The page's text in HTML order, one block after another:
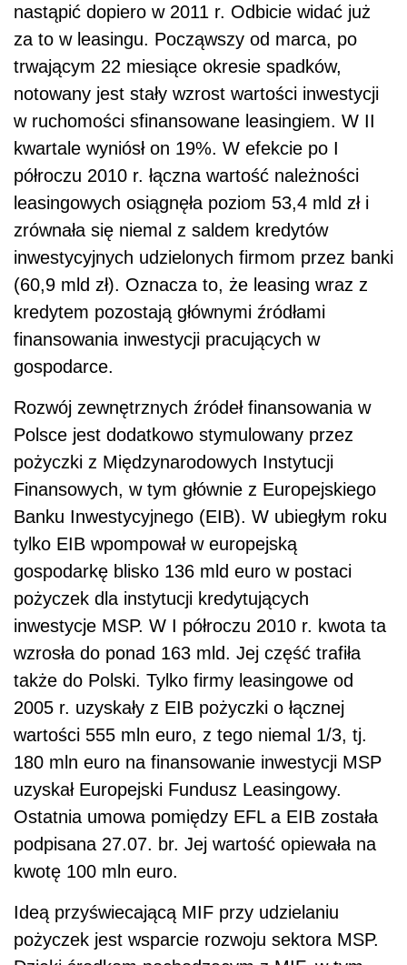
nastąpić dopiero w 2011 r. Odbicie widać już
za to w leasingu. Począwszy od marca, po
trwającym 22 miesiące okresie spadków,
notowany jest stały wzrost wartości inwestycji
w ruchomości sfinansowane leasingiem. W II
kwartale wyniósł on 19%. W efekcie po I
półroczu 2010 r. łączna wartość należności
leasingowych osiągnęła poziom 53,4 mld zł i
zrównała się niemal z saldem kredytów
inwestycyjnych udzielonych firmom przez banki
(60,9 mld zł). Oznacza to, że leasing wraz z
kredytem pozostają głównymi źródłami
finansowania inwestycji pracujących w
gospodarce.
Rozwój zewnętrznych źródeł finansowania w
Polsce jest dodatkowo stymulowany przez
pożyczki z Międzynarodowych Instytucji
Finansowych, w tym głównie z Europejskiego
Banku Inwestycyjnego (EIB). W ubiegłym roku
tylko EIB wpompował w europejską
gospodarkę blisko 136 mld euro w postaci
pożyczek dla instytucji kredytujących
inwestycje MSP. W I półroczu 2010 r. kwota ta
wzrosła do ponad 163 mld. Jej część trafiła
także do Polski. Tylko firmy leasingowe od
2005 r. uzyskały z EIB pożyczki o łącznej
wartości 555 mln euro, z tego niemal 1/3, tj.
180 mln euro na finansowanie inwestycji MSP
uzyskał Europejski Fundusz Leasingowy.
Ostatnia umowa pomiędzy EFL a EIB została
podpisana 27.07. br. Jej wartość opiewała na
kwotę 100 mln euro.
Ideą przyświecającą MIF przy udzielaniu
pożyczek jest wsparcie rozwoju sektora MSP.